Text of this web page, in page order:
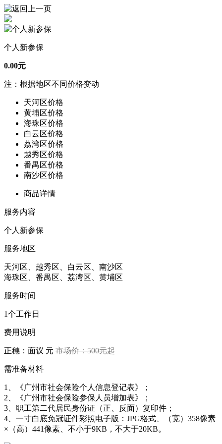
个人新参保
0.00元
注：根据地区不同价格变动
天河区价格
黄埔区价格
海珠区价格
白云区价格
荔湾区价格
越秀区价格
番禺区价格
南沙区价格
商品详情
服务内容
个人新参保
服务地区
天河区、越秀区、白云区、南沙区
海珠区、番禺区、荔湾区、黄埔区
服务时间
1个工作日
费用说明
正穗：面议 元 市场价：500元起
需准备材料
1、《广州市社会保险个人信息登记表》；
2、《广州市社会保险参保人员增加表》；
3、职工第二代居民身份证（正、反面）复印件；
4、一寸白底免冠证件彩照电子版：JPG格式、（宽）358像素
×（高）441像素、不小于9KB，不大于20KB。